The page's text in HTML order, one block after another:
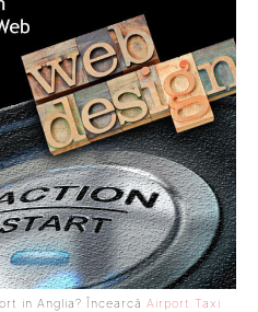
in Anglia? Încearcă Airport Taxi